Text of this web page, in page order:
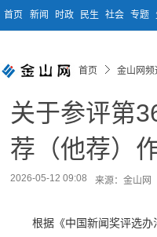
首页 新闻 时政 民生 社会 专题
首页 金山网频
关于参评第
荐（他荐）
2026-05-12 09:08 来源：金山网
根据《中国新闻奖评选